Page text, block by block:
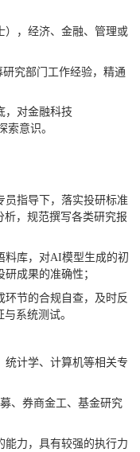
），经济、金融、管理或
研究部门工作经验，精通
，对金融科技
索意识。
员指导下，落实投研标准
，规范撰写各类研究报
料库，对AI模型生成的初
研成果的准确性；
节的合规自查，及时反
系统测试。
统计学、计算机等相关专
、券商金工、基金研究
能力，具有较强的执行力